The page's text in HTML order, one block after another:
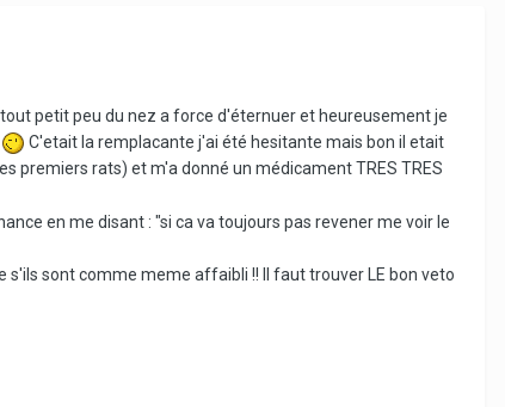
petit peu du nez a force d'éternuer et heureusement je
C'etait la remplacante j'ai été hesitante mais bon il etait
premiers rats) et m'a donné un médicament TRES TRES
en me disant : "si ca va toujours pas revener me voir le
s'ils sont comme meme affaibli !! Il faut trouver LE bon veto